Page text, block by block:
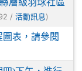
/ 活動訊息 )
表，請參閱